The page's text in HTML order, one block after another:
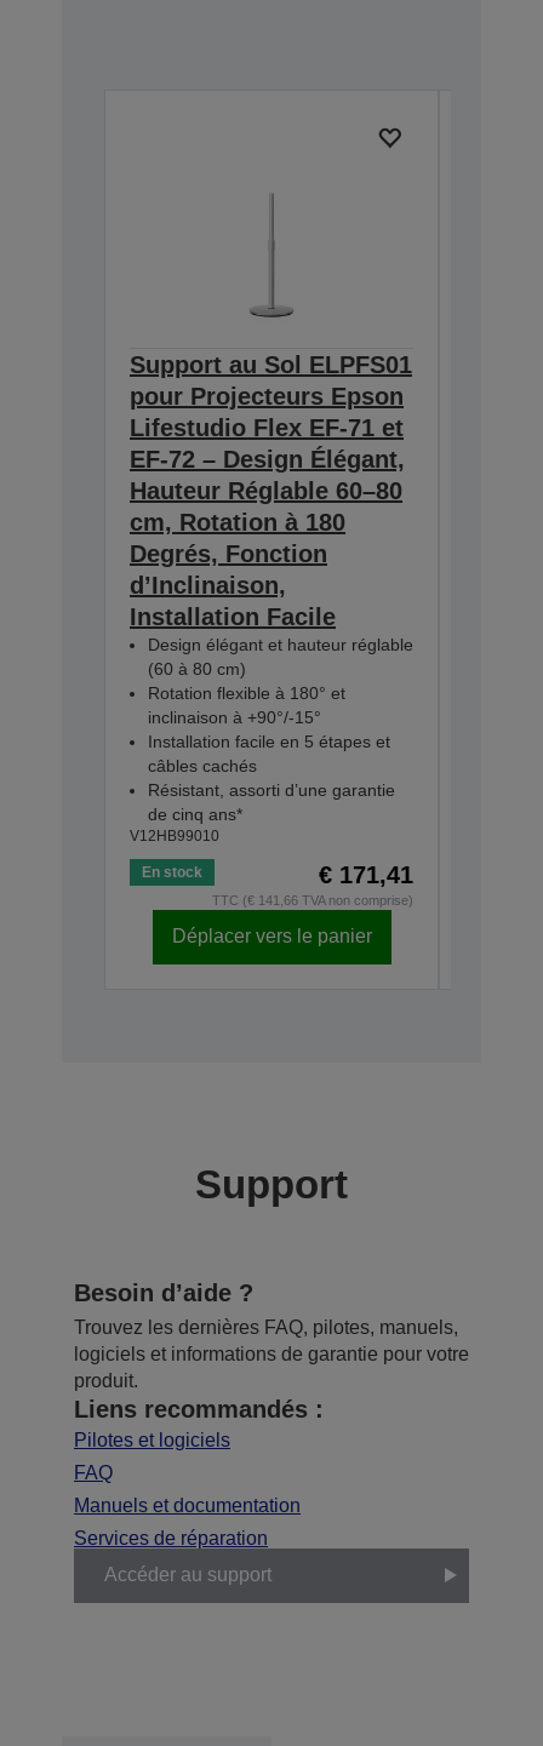
Support au Sol ELPFS01
pour Projecteurs Epson
Lifestudio Flex EF-71 et
EF-72 – Design Élégant,
Hauteur Réglable 60–80
cm, Rotation à 180
Degrés, Fonction
d’Inclinaison,
Installation Facile
Design élégant et hauteur réglable
(60 à 80 cm)
Rotation flexible à 180° et
inclinaison à +90°/-15°
Installation facile en 5 étapes et
câbles cachés
Résistant, assorti d’une garantie
de cinq ans*
V12HB99010
En stock € 171,41
TTC (€ 141,66 TVA non comprise)
Déplacer vers le panier
Support
Besoin d’aide ?
Trouvez les dernières FAQ, pilotes, manuels,
logiciels et informations de garantie pour votre
produit.
Liens recommandés :
Pilotes et logiciels
FAQ
Manuels et documentation
Services de réparation
Accéder au support